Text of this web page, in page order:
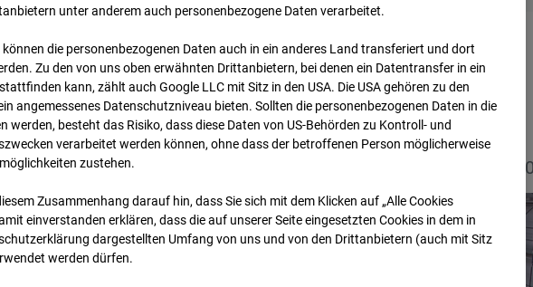
-Cam7
unter anderem auch personenbezogene Daten verarbeitet.
können die personenbezogenen Daten auch in ein anderes Land transferiert und dort
Zu den von uns oben erwähnten Drittanbietern, bei denen ein Datentransfer in ein
kann, zählt auch Google LLC mit Sitz in den USA. Die USA gehören zu den
angemessenes Datenschutzniveau bieten. Sollten die personenbezogenen Daten in die
werden, besteht das Risiko, dass diese Daten von US-Behörden zu Kontroll- und
verarbeitet werden können, ohne dass der betroffenen Person möglicherweise
zustehen.
Zusammenhang darauf hin, dass Sie sich mit dem Klicken auf „Alle Cookies
ein­ver­standen erklären, dass die auf unserer Seite eingesetzten Cookies in dem in
dargestellten Umfang von uns und von den Drittanbietern (auch mit Sitz
werden dürfen.